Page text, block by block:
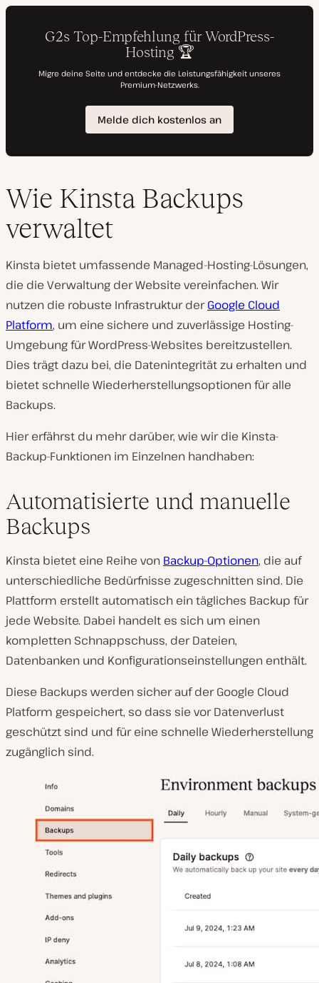
Wie Kinsta Backups
verwaltet
Kinsta bietet umfassende Managed-Hosting-Lösungen,
die die Verwaltung der Website vereinfachen. Wir
nutzen die robuste Infrastruktur derGoogle Cloud
Platform, um eine sichere und zuverlässige Hosting-
Umgebung für WordPress-Websites bereitzustellen.
Dies trägt dazu bei, die Datenintegrität zu erhalten und
bietet schnelle Wiederherstellungsoptionen für alle
Backups.
Hier erfährst du mehr darüber, wie wir die Kinsta-
Backup-Funktionen im Einzelnen handhaben:
Automatisierte und manuelle
Backups
Kinsta bietet eine Reihe von Backup-Optionen, die auf
unterschiedliche Bedürfnisse zugeschnitten sind. Die
Plattform erstellt automatisch ein tägliches Backup für
jede Website. Dabei handelt es sich um einen
kompletten Schnappschuss, der Dateien,
Datenbanken und Konfigurationseinstellungen enthält.
Diese Backups werden sicher auf der Google Cloud
Platform gespeichert, so dass sie vor Datenverlust
geschützt sind und für eine schnelle Wiederherstellung
zugänglich sind.